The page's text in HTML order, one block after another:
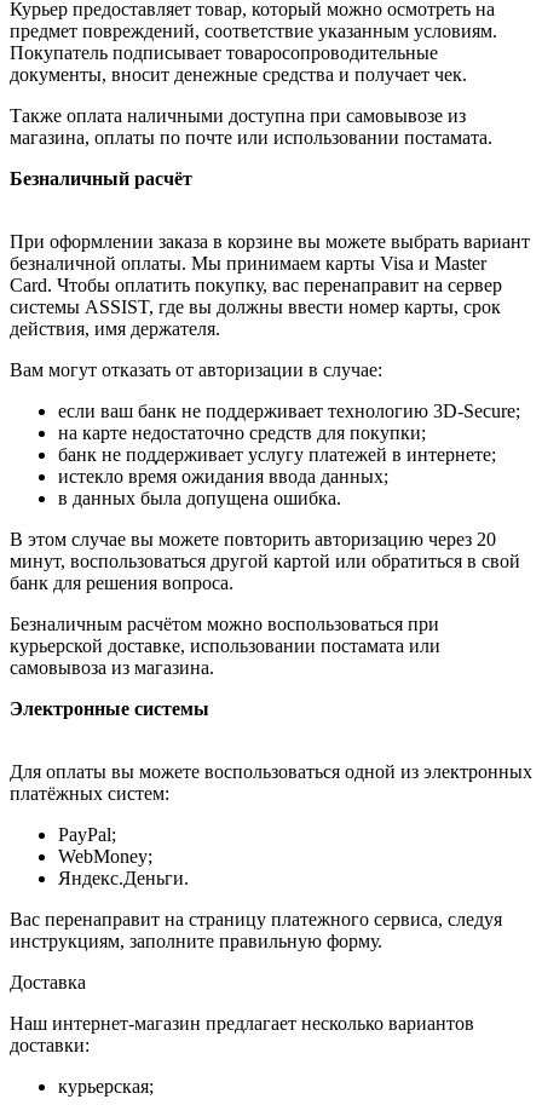
Курьер предоставляет товар, который можно осмотреть на
предмет повреждений, соответствие указанным условиям.
Покупатель подписывает товаросопроводительные
документы, вносит денежные средства и получает чек.
Также оплата наличными доступна при самовывозе из
магазина, оплаты по почте или использовании постамата.
Безналичный расчёт
При оформлении заказа в корзине вы можете выбрать вариант
безналичной оплаты. Мы принимаем карты Visa и Master
Card. Чтобы оплатить покупку, вас перенаправит на сервер
системы ASSIST, где вы должны ввести номер карты, срок
действия, имя держателя.
Вам могут отказать от авторизации в случае:
если ваш банк не поддерживает технологию 3D-Secure;
на карте недостаточно средств для покупки;
банк не поддерживает услугу платежей в интернете;
истекло время ожидания ввода данных;
в данных была допущена ошибка.
В этом случае вы можете повторить авторизацию через 20
минут, воспользоваться другой картой или обратиться в свой
банк для решения вопроса.
Безналичным расчётом можно воспользоваться при
курьерской доставке, использовании постамата или
самовывоза из магазина.
Электронные системы
Для оплаты вы можете воспользоваться одной из электронных
платёжных систем:
PayPal;
WebMoney;
Яндекс.Деньги.
Вас перенаправит на страницу платежного сервиса, следуя
инструкциям, заполните правильную форму.
Доставка
Наш интернет-магазин предлагает несколько вариантов
доставки:
курьерская;